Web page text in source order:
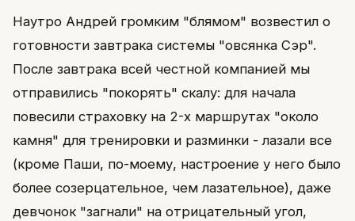
Наутро Андрей громким "блямом" возвестил о
готовности завтрака системы "овсянка Сэр".
После завтрака всей честной компанией мы
отправились "покорять" скалу: для начала
повесили страховку на 2-х маршрутах "около
камня" для тренировки и разминки - лазали все
(кроме Паши, по-моему, настроение у него было
более созерцательное, чем лазательное), даже
девчонок "загнали" на отрицательный угол,